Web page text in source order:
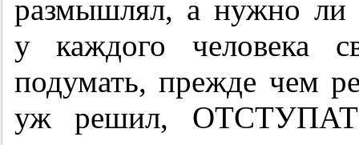
размышлял, а нужно ли
у каждого человека
подумать, прежде чем
уж решил,